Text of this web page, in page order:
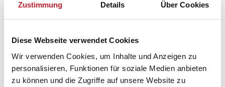
Zustimmung Details Über Cookies
Diese Webseite verwendet Cookies
Wir verwenden Cookies, um Inhalte und Anzeigen zu
personalisieren, Funktionen für soziale Medien anbieten
zu können und die Zugriffe auf unsere Website zu